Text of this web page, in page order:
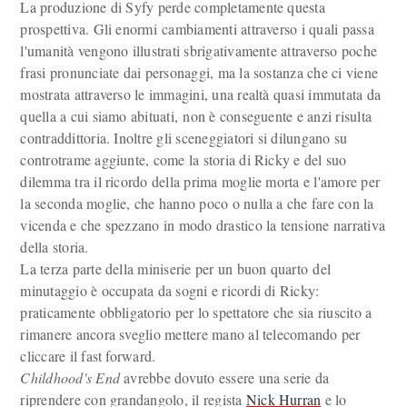
La produzione di Syfy perde completamente questa
prospettiva. Gli enormi cambiamenti attraverso i quali passa
l'umanità vengono illustrati sbrigativamente attraverso poche
frasi pronunciate dai personaggi, ma la sostanza che ci viene
mostrata attraverso le immagini, una realtà quasi immutata da
quella a cui siamo abituati, non è conseguente e anzi risulta
contraddittoria. Inoltre gli sceneggiatori si dilungano su
controtrame aggiunte, come la storia di Ricky e del suo
dilemma tra il ricordo della prima moglie morta e l'amore per
la seconda moglie, che hanno poco o nulla a che fare con la
vicenda e che spezzano in modo drastico la tensione narrativa
della storia.
La terza parte della miniserie per un buon quarto del
minutaggio è occupata da sogni e ricordi di Ricky:
praticamente obbligatorio per lo spettatore che sia riuscito a
rimanere ancora sveglio mettere mano al telecomando per
cliccare il fast forward.
Childhood's Endavrebbe dovuto essere una serie da
riprendere con grandangolo, il regista Nick Hurran e lo